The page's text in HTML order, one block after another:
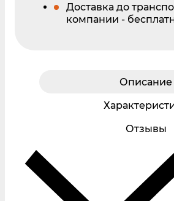
Доставка до
компании -
Описание
Отзывы